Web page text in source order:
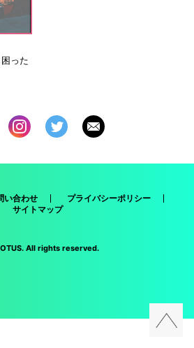
った
い合わせ
プライバシーポリシー
サイトマップ
All rights reserved.